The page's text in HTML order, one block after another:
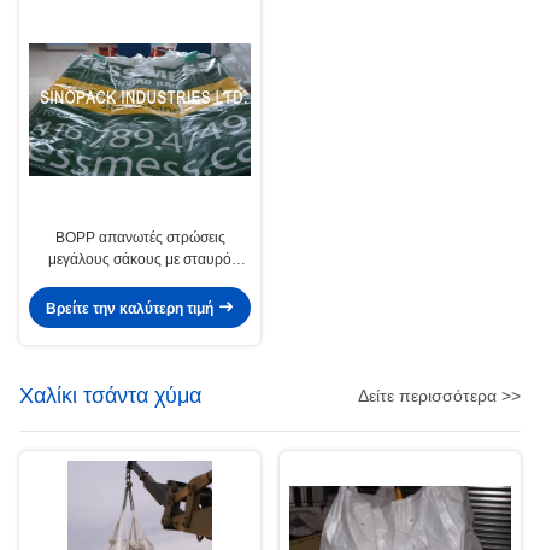
BOPP απανωτές στρώσεις
μεγάλους σάκους με σταυρό
Βρείτε την καλύτερη τιμή
Χαλίκι τσάντα χύμα Δείτε περισσότερα >>